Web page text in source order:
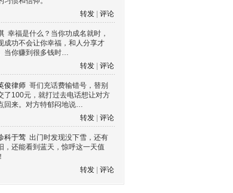
转发
评论
幸福是什么？当你功成名就时，
成功不会让你幸福，和人分享才
当你赚到很多钱时…
转发
评论
俊律师 哥们充话费输错号，替别
了100元，就打过去电话想让对方
回来。对方特郁闷地说…
转发
评论
科于莺 出门时发现没下雪，还有
，还能看到蓝天，惊呼这一天值
转发
评论